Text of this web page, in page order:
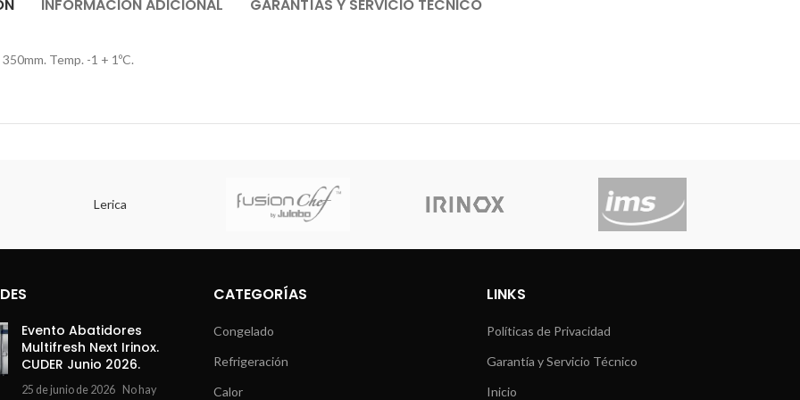
INFORMACIÓN ADICIONAL GARANTÍAS Y SERVICIO TÉCNICO
Temp. -1 + 1ºC.
Lerica
Evento Abatidores
Multifresh Next Irinox.
CUDER Junio 2026.
25 de junio de 2026 No hay
CATEGORÍAS
Congelado
Refrigeración
Calor
LINKS
Políticas de Privacidad
Garantía y Servicio Técnico
Inicio